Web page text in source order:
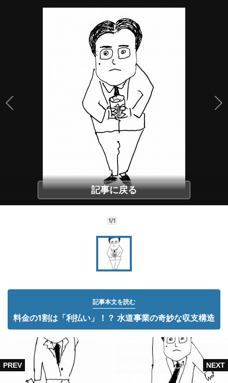
記事に戻る
1/1
記事本文を読む
料金の1割は「利払い」！？ 水道事業の奇妙な収支構造